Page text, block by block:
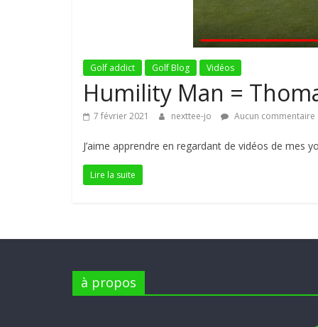
Golf addict Golf Blog Vidéos
Humility Man =
7 février 2021 nexttee-jo Aucun commentaire
J’aime apprendre en regardant de vidéos de mes
Lire la suite
à propos